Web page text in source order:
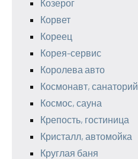
Козерог
Корвет
Кореец
Корея-сервис
Королева авто
Космонавт, санаторий
Космос, сауна
Крепость, гостиница
Кристалл, автомойка
Круглая баня